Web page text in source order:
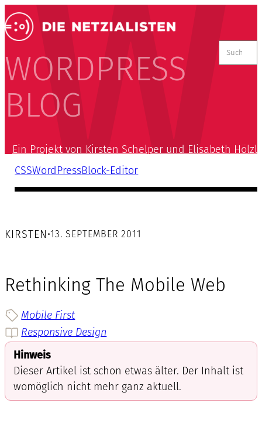
WORDPRESS
BLOG
nach:
Ein Projekt von Kirsten Schelper und Elisabeth Hölzl
CSSWordPressBlock-Editor
KIRSTEN•13. SEPTEMBER 2011
Rethinking The Mobile Web
Mobile First
Responsive Design
Hinweis
Dieser Artikel ist schon etwas älter. Der Inhalt ist
womöglich nicht mehr ganz aktuell.